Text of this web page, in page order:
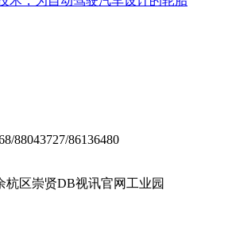
88043727/86136480
杭区崇贤DB视讯官网工业园